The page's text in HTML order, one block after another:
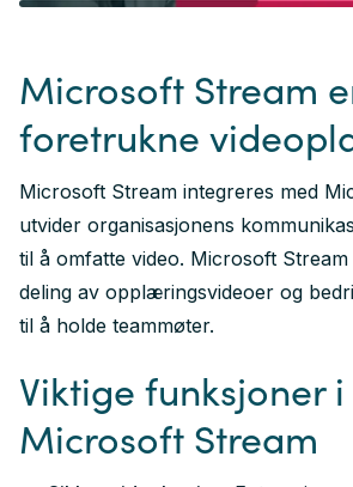
Microsoft Stream
foretrukne
Microsoft Stream integreres med
utvider organisasjonens
til å omfatte video. Microsoft
deling av opplæringsvideoer og
til å holde teammøter.
Viktige funksjoner i
Microsoft Stream